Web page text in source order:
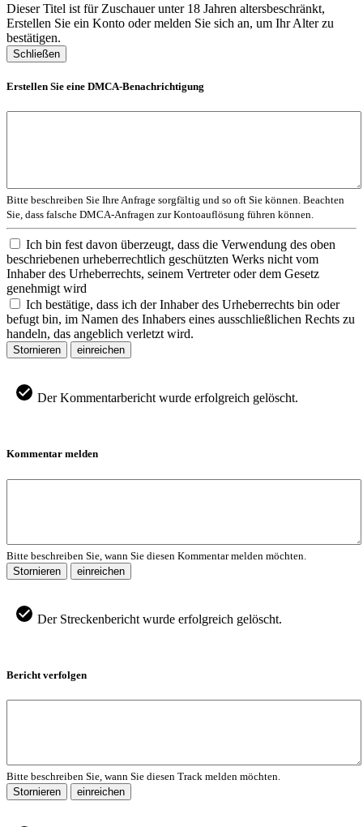
Dieser Titel ist für Zuschauer unter 18 Jahren altersbeschränkt,
Erstellen Sie ein Konto oder melden Sie sich an, um Ihr Alter zu
bestätigen.
Schließen
Erstellen Sie eine DMCA-Benachrichtigung
Bitte beschreiben Sie Ihre Anfrage sorgfältig und so oft Sie können. Beachten
Sie, dass falsche DMCA-Anfragen zur Kontoauflösung führen können.
Ich bin fest davon überzeugt, dass die Verwendung des oben
beschriebenen urheberrechtlich geschützten Werks nicht vom
Inhaber des Urheberrechts, seinem Vertreter oder dem Gesetz
genehmigt wird
Ich bestätige, dass ich der Inhaber des Urheberrechts bin oder
befugt bin, im Namen des Inhabers eines ausschließlichen Rechts zu
handeln, das angeblich verletzt wird.
Stornieren einreichen
Der Kommentarbericht wurde erfolgreich gelöscht.
Kommentar melden
Bitte beschreiben Sie, wann Sie diesen Kommentar melden möchten.
Stornieren
einreichen
Der Streckenbericht wurde erfolgreich gelöscht.
Bericht verfolgen
Bitte beschreiben Sie, wann Sie diesen Track melden möchten.
Stornieren
einreichen